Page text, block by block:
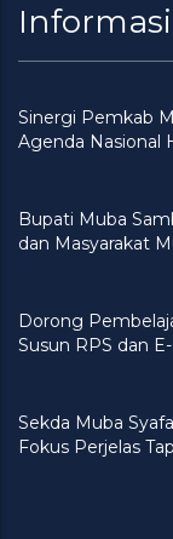
Sinergi Pemkab
Agenda Nasional
Bupati Muba
dan Masyarakat
Dorong
Susun RPS dan
Sekda Muba
Fokus Perjelas